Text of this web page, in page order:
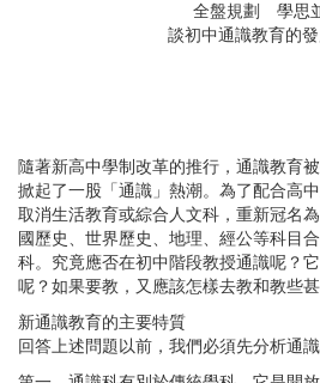
全盤規劃 學思
談初中通識教育的
隨著新高中學制改革的推行，通識教育
掀起了一股「通識」熱潮。為了配合高
取消生活教育或綜合人文科，重新冠名
國歷史、世界歷史、地理、經公等科目
科。究竟應否在初中階段教授通識呢？
呢？如果要教，又應該怎樣去教和教些
新通識教育的主要特質
回答上述問題以前，我們必須先分析通